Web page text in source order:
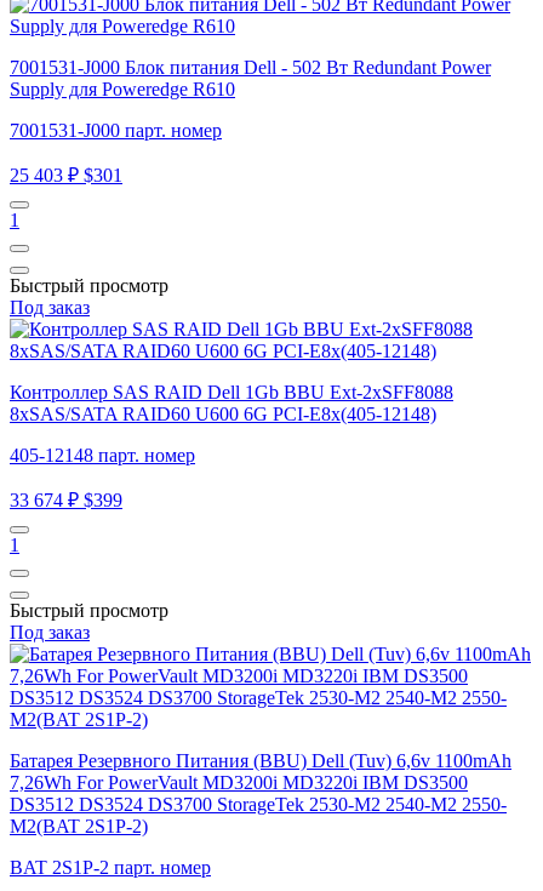
7001531-J000 Блок питания Dell - 502 Вт Redundant Power
Supply для Poweredge R610
7001531-J000 парт. номер
25 403 ₽ $301
1
Быстрый просмотр
Под заказ
Контроллер SAS RAID Dell 1Gb BBU Ext-2xSFF8088
8xSAS/SATA RAID60 U600 6G PCI-E8x(405-12148)
405-12148 парт. номер
33 674 ₽ $399
1
Быстрый просмотр
Под заказ
Батарея Резервного Питания (BBU) Dell (Tuv) 6,6v 1100mAh
7,26Wh For PowerVault MD3200i MD3220i IBM DS3500
DS3512 DS3524 DS3700 StorageTek 2530-M2 2540-M2 2550-
M2(BAT 2S1P-2)
BAT 2S1P-2 парт. номер